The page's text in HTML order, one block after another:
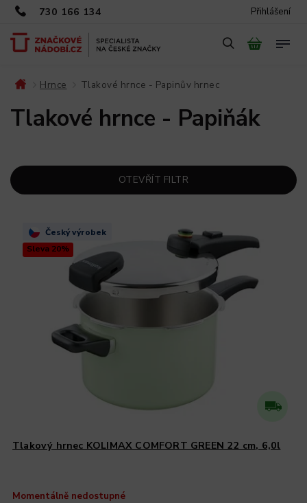
730 166 134 Přihlášení
Hrnce Tlakové hrnce - Papinův hrnec
Tlakové hrnce - Papiňák
OTEVŘÍT FILTR
Český výrobek
Sleva 20%
Tlakový hrnec KOLIMAX COMFORT GREEN 22 cm, 6,0l
Momentálně nedostupné